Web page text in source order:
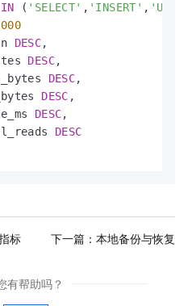
IN ( 'SELECT' , 'INSERT' ,
DESC,
DESC,
DESC,
DESC ,
DESC,
DESC
标 下一篇： 本地备份与恢复
有帮助吗？